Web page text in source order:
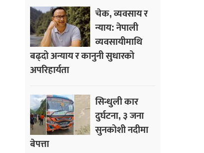
चेक, व्यवसाय र
न्याय: नेपाली
व्यवसायीमाथि
बढ्दो अन्याय र कानुनी सुधारको
अपरिहार्यता
सिन्धुली कार
दुर्घटना, ३ जना
सुनकोशी नदीमा
बेपत्ता